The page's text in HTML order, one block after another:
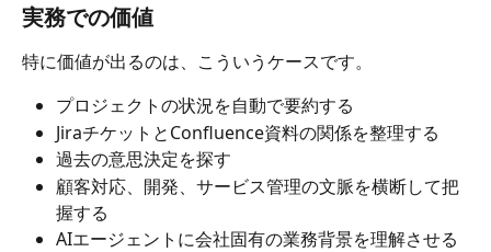
実務での価値
特に価値が出るのは、こういうケースです。
プロジェクトの状況を自動で要約する
JiraチケットとConfluence資料の関係を整理する
過去の意思決定を探す
顧客対応、開発、サービス管理の文脈を横断して把
握する
AIエージェントに会社固有の業務背景を理解させる